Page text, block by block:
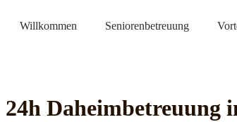
Willkommen Seniorenbetreuung
24h Daheim­betreuung